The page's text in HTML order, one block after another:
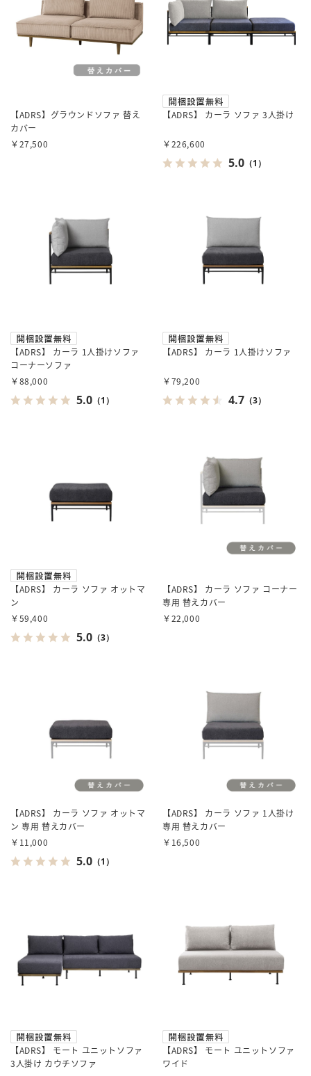
【ADRS】グラウンドソファ 替え
カバー
￥27,500
【ADRS】 カーラ ソファ 3人掛け
￥226,600
5.0 （1）
【ADRS】 カーラ 1人掛けソファ
コーナーソファ
￥88,000
5.0 （1）
【ADRS】 カーラ 1人掛けソファ
￥79,200
4.7 （3）
【ADRS】 カーラ ソファ オットマ
ン
￥59,400
5.0 （3）
【ADRS】 カーラ ソファ コーナー
専用 替えカバー
￥22,000
【ADRS】 カーラ ソファ オットマ
ン 専用 替えカバー
￥11,000
5.0 （1）
【ADRS】 カーラ ソファ 1人掛け
専用 替えカバー
￥16,500
【ADRS】 モート ユニットソファ
3人掛け カウチソファ
【ADRS】 モート ユニットソファ
ワイド